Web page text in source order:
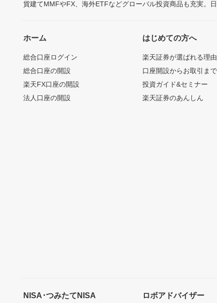
貨建てMMFやFX、海外ETFなどグローバル投資商品も充実。
ホーム
総合口座ログイン
総合口座の開設
楽天FX口座の開設
法人口座の開設
はじめての方へ
楽天証券が選ばれる理由
口座開設からお取引ま
投資ガイド&セミナー
楽天証券のあんしん
NISA･つみたてNISA ロボアドバイザー